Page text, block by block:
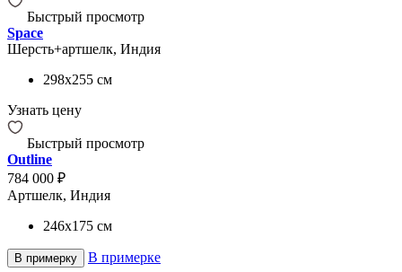
Быстрый просмотр
Space
Шерсть+артшелк, Индия
298x255 см
Узнать цену
Быстрый просмотр
Outline
784 000 ₽
Артшелк, Индия
246x175 см
В примерку В примерке